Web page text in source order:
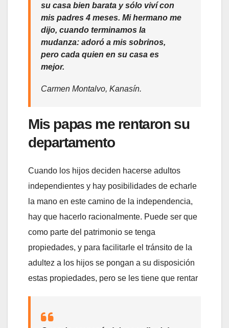
su casa bien barata y sólo viví con
mis padres 4 meses. Mi hermano me
dijo, cuando terminamos la
mudanza: adoró a mis sobrinos,
pero cada quien en su casa es
mejor.
Carmen Montalvo, Kanasín.
Mis papas me rentaron su
departamento
Cuando los hijos deciden hacerse adultos
independientes y hay posibilidades de echarle
la mano en este camino de la independencia,
hay que hacerlo racionalmente. Puede ser que
como parte del patrimonio se tenga
propiedades, y para facilitarle el tránsito de la
adultez a los hijos se pongan a su disposición
estas propiedades, pero se les tiene que rentar